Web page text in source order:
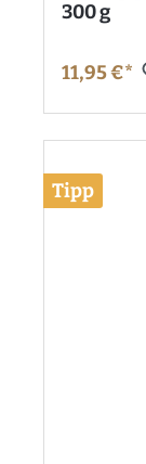
300 g
11,95 €*
Tipp